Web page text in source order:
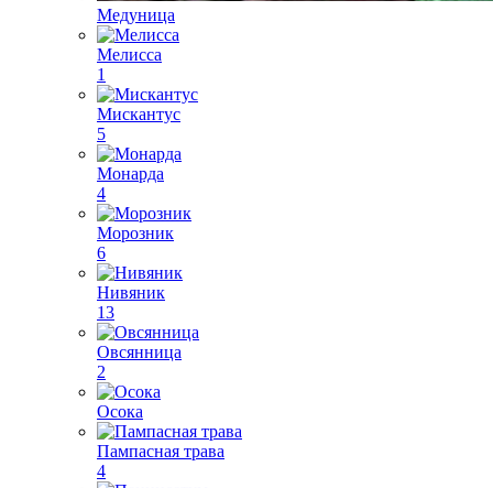
Медуница
Мелисса
1
Мискантус
5
Монарда
4
Морозник
6
Нивяник
13
Овсянница
2
Осока
Пампасная трава
4